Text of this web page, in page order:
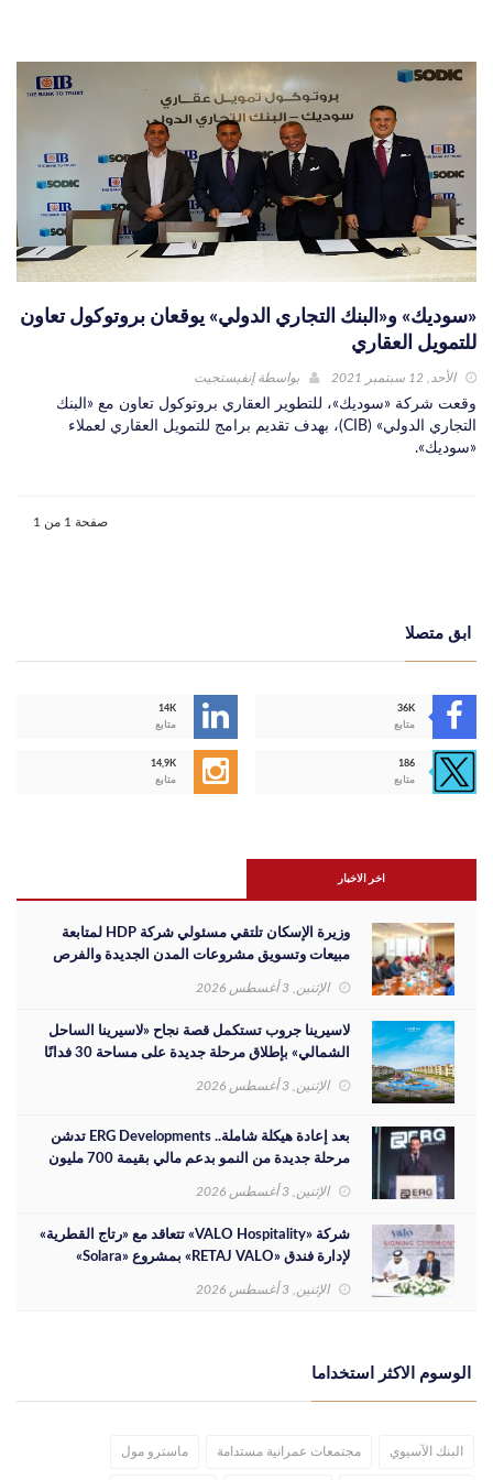
«سوديك» و«البنك التجاري الدولي» يوقعان بروتوكول تعاون
للتمويل العقاري
الأحد, 12 سبتمبر 2021 بواسطةإنفيستجيت
وقعت شركة «سوديك»، للتطوير العقاري بروتوكول تعاون مع «البنك
التجاري الدولي» (CIB)، بهدف تقديم برامج للتمويل العقاري لعملاء
«سوديك».
صفحة 1 من 1
ابق متصلا
14K
متابع
36K
متابع
14,9K
متابع
186
متابع
اخر الاخبار
وزيرة الإسكان تلتقي مسئولي شركة HDP لمتابعة
مبيعات وتسويق مشروعات المدن الجديدة والفرص
الإثنين, 3 أغسطس 2026
لاسيرينا جروب تستكمل قصة نجاح «لاسيرينا الساحل
الشمالي» بإطلاق مرحلة جديدة على مساحة 30 فدانًا
الإثنين, 3 أغسطس 2026
بعد إعادة هيكلة شاملة.. ERG Developments تدشن
مرحلة جديدة من النمو بدعم مالي بقيمة 700 مليون
الإثنين, 3 أغسطس 2026
شركة «VALO Hospitality» تتعاقد مع «رتاج القطرية»
لإدارة فندق «RETAJ VALO» بمشروع «Solara»
الإثنين, 3 أغسطس 2026
الوسوم الاكثر استخداما
البنك الآسيوي مجتمعات عمرانية مستدامة ماسترو مول